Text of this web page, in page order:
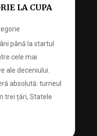
LA CUPA
până la startul
cele mai
ale deceniului.
absolută: turneul
trei țări, Statele